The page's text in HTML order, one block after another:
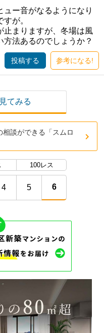
ー音がなるようになり
が。
止まりますが、冬場は風
法あるのでしょうか？
投稿する 参考になる!
てみる
相談ができる「スムロ
100レス
4 5 6